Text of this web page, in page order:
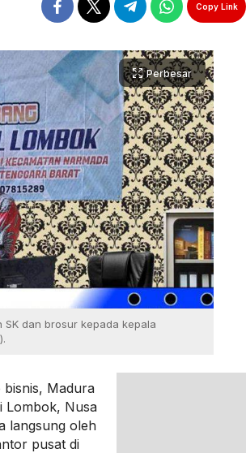
Copy Link
Perbesar
SK dan brosur kepada kepala
bisnis, Madura
Lombok, Nusa
langsung oleh
pusat di